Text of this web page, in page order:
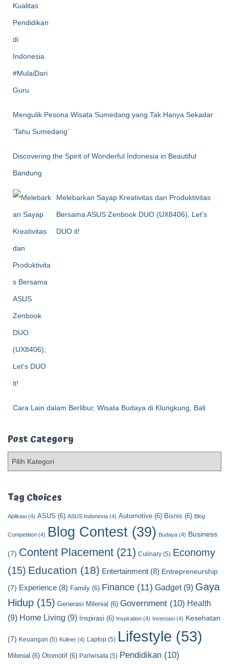
Mengulik Pesona Wisata Sumedang yang Tak Hanya Sekadar
‘Tahu Sumedang’
Discovering the Spirit of Wonderful Indonesia in Beautiful
Bandung
Melebarkan Sayap Kreativitas dan Produktivitas
Bersama ASUS Zenbook DUO (UX8406), Let’s
DUO it!
Cara Lain dalam Berlibur, Wisata Budaya di Klungkung, Bali
Post Category
C
a
e
o
r
Tag Choices
Aplikasi (4) ASUS (6) ASUS Indonesia (4) Automotive (6) Bisnis (6) Blog
Competition (4) Blog Contest (39) Budaya (4) Business
(7) Content Placement (21) Culinary (5) Economy
(15) Education (18) Entertainment (8) Entrepreneurship
(7) Experience (8) Family (6) Finance (11) Gadget(9) Gaya
Hidup (15) Generasi Milenial (6) Government (10) Health
(9) Home Living (9) Inspirasi (6) Inspiration (4) Investasi (4) Kesehatan
(7) Keuangan (5) Kuliner (4) Laptop (5) Lifestyle (53)
Milenial (6) Otomotif (6) Pariwisata (5) Pendidikan (10)